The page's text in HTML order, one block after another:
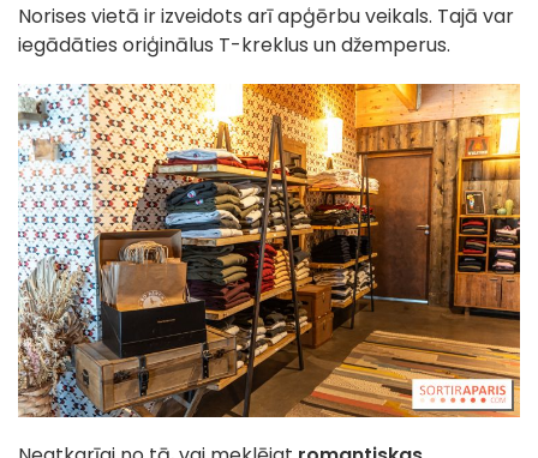
Norises vietā ir izveidots arī apģērbu veikals. Tajā var
iegādāties oriģinālus T-kreklus un džemperus.